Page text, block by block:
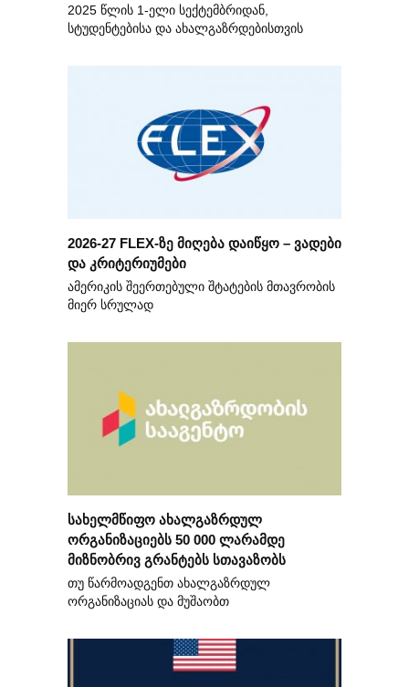
2025 წლის 1-ელი სექტემბრიდან,
სტუდენტებისა და ახალგაზრდებისთვის
2026-27 FLEX-ზე მიღება დაიწყო – ვადები
და კრიტერიუმები
ამერიკის შეერთებული შტატების მთავრობის
მიერ სრულად
სახელმწიფო ახალგაზრდულ
ორგანიზაციებს 50 000 ლარამდე
მიზნობრივ გრანტებს სთავაზობს
თუ წარმოადგენთ ახალგაზრდულ
ორგანიზაციას და მუშაობთ